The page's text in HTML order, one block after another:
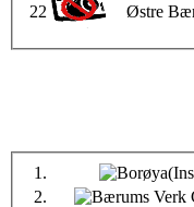
22 Østre
1.
2.